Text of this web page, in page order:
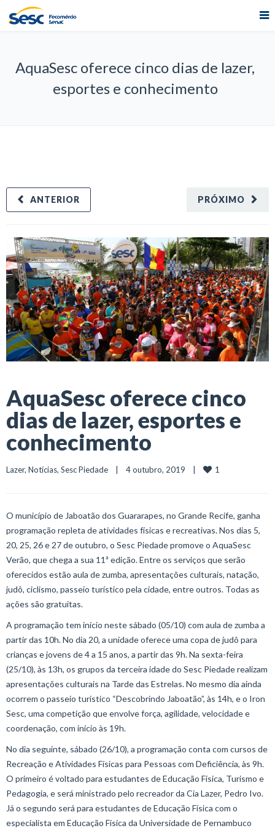
AquaSesc oferece cinco dias de lazer,
esportes e conhecimento
PRÓXIMO
ANTERIOR
AquaSesc oferece cinco
dias de lazer, esportes e
conhecimento
Lazer, Notícias, Sesc Piedade
    |    4 outubro, 2019    |
1
O município de Jaboatão dos Guararapes, no Grande Recife, ganha
programação repleta de atividades físicas e recreativas. Nos dias 5,
20, 25, 26 e 27 de outubro, o Sesc Piedade promove o AquaSesc
Verão, que chega a sua 11ª edição. Entre os serviços que serão
oferecidos estão aula de zumba, apresentações culturais, natação,
judô, ciclismo, passeio turístico pela cidade, entre outros. Todas as
ações são gratuitas.
A programação tem início neste sábado (05/10) com aula de zumba a
partir das 10h. No dia 20, a unidade oferece uma copa de judô para
crianças e jovens de 4 a 15 anos, a partir das 9h. Na sexta-feira
(25/10), às 13h, os grupos da terceira idade do Sesc Piedade realizam
apresentações culturais na Tarde das Estrelas. No mesmo dia ainda
ocorrem o passeio turístico “Descobrindo Jaboatão”, às 14h, e o Iron
Sesc, uma competição que envolve força, agilidade, velocidade e
coordenação, com início às 19h.
No dia seguinte, sábado (26/10), a programação conta com cursos de
Recreação e Atividades Físicas para Pessoas com Deficiência, às 9h.
O primeiro é voltado para estudantes de Educação Física, Turismo e
Pedagogia, e será ministrado pelo recreador da Cia Lazer, Pedro Ivo.
Já o segundo será para estudantes de Educação Física com o
especialista em Educação Física da Universidade de Pernambuco